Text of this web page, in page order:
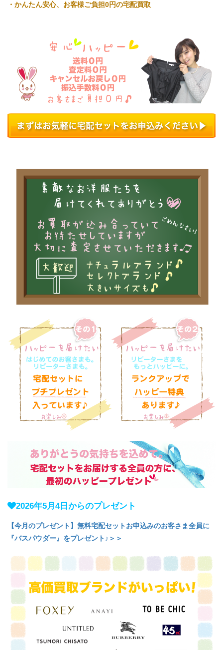
・かんたん安心、お客様ご負担0円の宅配買取
2026年5月4日からのプレゼント
【今月のプレゼント】無料宅配セットお申込みのお客さま全員に
『バスパウダー』をプレゼント♪＞＞